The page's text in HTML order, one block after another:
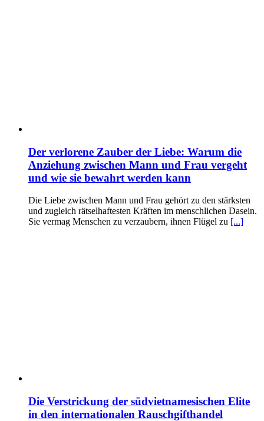
Der verlorene Zauber der Liebe: Warum die
Anziehung zwischen Mann und Frau vergeht
und wie sie bewahrt werden kann
Die Liebe zwischen Mann und Frau gehört zu den stärksten
und zugleich rätselhaftesten Kräften im menschlichen Dasein.
Sie vermag Menschen zu verzaubern, ihnen Flügel zu [...]
Die Verstrickung der südvietnamesischen Elite
in den internationalen Rauschgifthandel